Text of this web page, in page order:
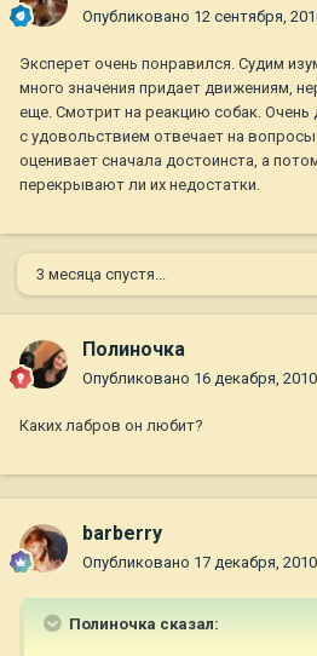
Опубликовано 12 сентября,
Эксперет очень понравился. Судим
много значения придает движениям,
еще. Смотрит на реакцию собак.
с удовольствием отвечает на
оценивает сначала достоинста, а
перекрывают ли их недостатки.
3 месяца спустя...
Полиночка
Опубликовано 16 декабря, 2010
Каких лабров он любит?
barberry
Опубликовано 17 декабря, 2010
Полиночка сказал: